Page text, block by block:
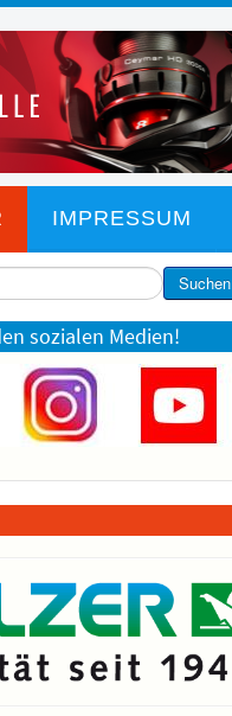
IMPRESSUM
Suchen
sozialen Medien!